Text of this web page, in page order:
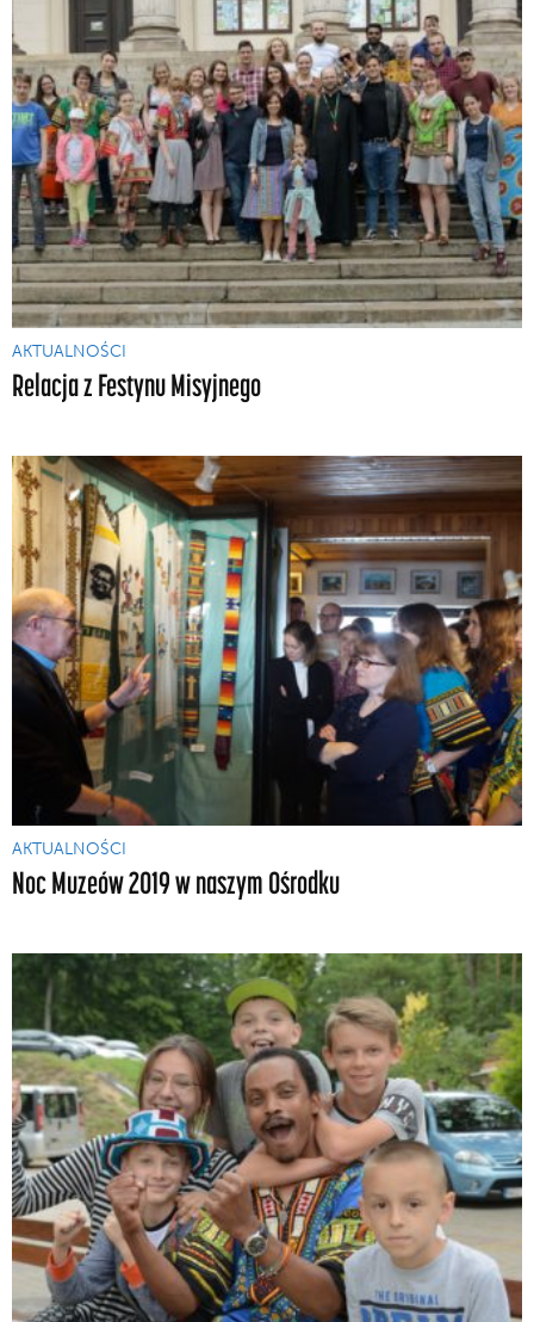
AKTUALNOŚCI
Relacja z Festynu Misyjnego
AKTUALNOŚCI
Noc Muzeów 2019 w naszym Ośrodku